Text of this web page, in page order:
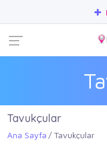
Tavukçular
Ana Sayfa Tavukçular